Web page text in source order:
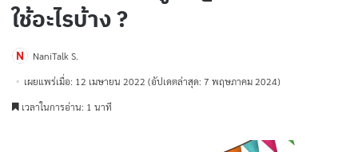
ใช้อะไรบ้าง ?
NaniTalk S.
เผยแพร่เมื่อ: 12 เมษายน 2022 (อัปเดตล่าสุด: 7 พฤษภาคม 2024)
เวลาในการอ่าน: 1 นาที